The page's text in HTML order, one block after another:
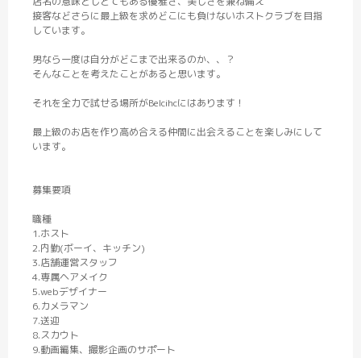
接客などさらに最上級を求めどこにも負けないホストクラブを目指
しています。
男なら一度は自分がどこまで出来るのか、、？
そんなことを考えたことがあると思います。
それを全力で試せる場所がBelcihcにはあります！
最上級のお店を作り高め合える仲間に出会えることを楽しみにして
います。
募集要項
職種
1.ホスト
2.内勤(ボーイ、キッチン)
3.店舗運営スタッフ
4.専属ヘアメイク
5.webデザイナー
6.カメラマン
7.送迎
8.スカウト
9.動画編集、撮影企画のサポート